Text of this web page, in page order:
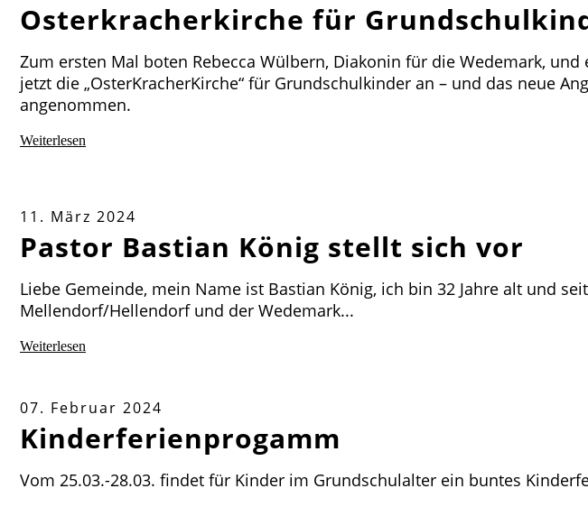
Osterkracherkirche für
Zum ersten Mal boten Rebecca Wülbern, Diakonin für die Wedemark,
jetzt die „OsterKracherKirche“ für Grundschulkinder an – und das neue
angenommen.
Weiterlesen
11. März 2024
Pastor Bastian König stellt sich vor
Liebe Gemeinde, mein Name ist Bastian König, ich bin 32 Jahre alt und
Mellendorf/Hellendorf und der Wedemark...
Weiterlesen
07. Februar 2024
Kinderferienprogamm
Vom 25.03.-28.03. findet für Kinder im Grundschulalter ein buntes